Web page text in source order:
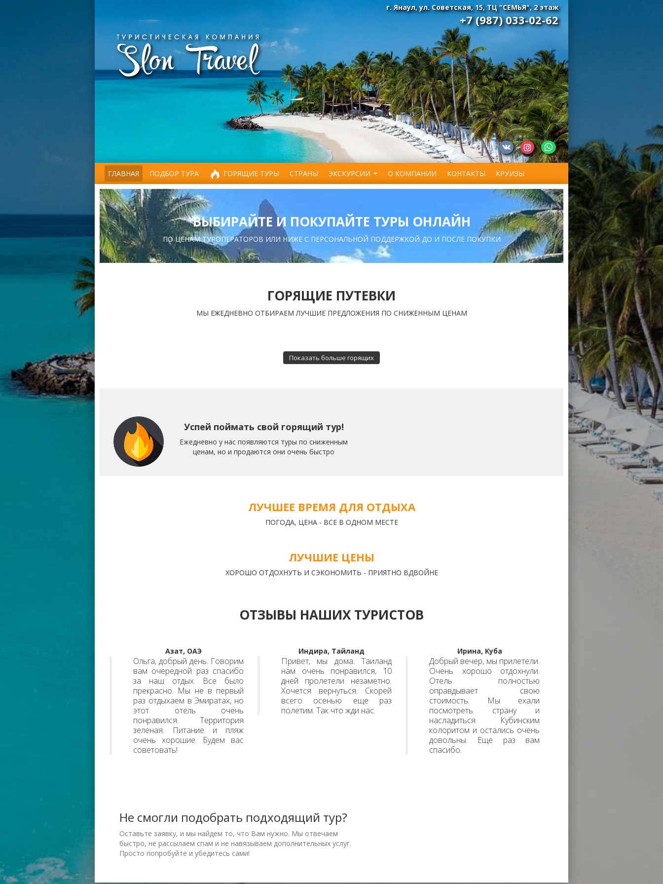
г. Янаул, ул. Советская, 15, ТЦ "СЕМЬЯ", 2 этаж
+7 (987) 033-02-62
ГЛАВНАЯ ПОДБОР ТУРА ГОРЯЩИЕ ТУРЫ СТРАНЫ ЭКСКУРСИИ О КОМПАНИИ КОНТАКТЫ КРУИЗЫ
ВЫБИРАЙТЕ И ПОКУПАЙТЕ ТУРЫ ОНЛАЙН
ПО ЦЕНАМ ТУРОПЕРАТОРОВ ИЛИ НИЖЕ С ПЕРСОНАЛЬНОЙ ПОДДЕРЖКОЙ ДО И ПОСЛЕ ПОКУПКИ
ГОРЯЩИЕ ПУТЕВКИ
МЫ ЕЖЕДНЕВНО ОТБИРАЕМ ЛУЧШИЕ ПРЕДЛОЖЕНИЯ ПО СНИЖЕННЫМ ЦЕНАМ
Показать больше горящих
Успей поймать свой горящий тур!
Ежедневно у нас появляются туры по сниженным
ценам, но и продаются они очень быстро
ЛУЧШЕЕ ВРЕМЯ ДЛЯ ОТДЫХА
ПОГОДА, ЦЕНА - ВСЕ В ОДНОМ МЕСТЕ
ЛУЧШИЕ ЦЕНЫ
ХОРОШО ОТДОХНУТЬ И СЭКОНОМИТЬ - ПРИЯТНО ВДВОЙНЕ
ОТЗЫВЫ НАШИХ ТУРИСТОВ
Азат, ОАЭ
Ольга, добрый день. Говорим
вам очередной раз спасибо
за наш отдых. Все было
прекрасно. Мы не в первый
раз отдыхаем в Эмиратах, но
этот отель очень
понравился. Территория
зеленая. Питание и пляж
очень хорошие. Будем вас
советовать!
Индира, Тайланд
Привет, мы дома. Таиланд
нам очень понравился, 10
дней пролетели незаметно.
Хочется вернуться. Скорей
всего осенью еще раз
полетим. Так что жди нас.
Ирина, Куба
Добрый вечер, мы прилетели.
Очень хорошо отдохнули.
Отель полностью
оправдывает свою
стоимость. Мы ехали
посмотреть страну и
насладиться Кубинским
колоритом и остались очень
довольны. Еще раз вам
спасибо.
Не смогли подобрать подходящий тур?
Оставьте заявку, и мы найдем то, что Вам нужно. Мы отвечаем
быстро, не рассылаем спам и не навязываем дополнительных услуг.
Просто попробуйте и убедитесь сами!